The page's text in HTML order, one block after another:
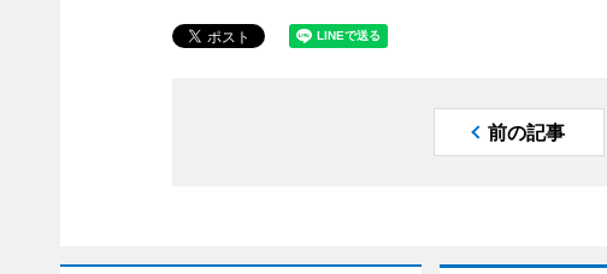
前の記事